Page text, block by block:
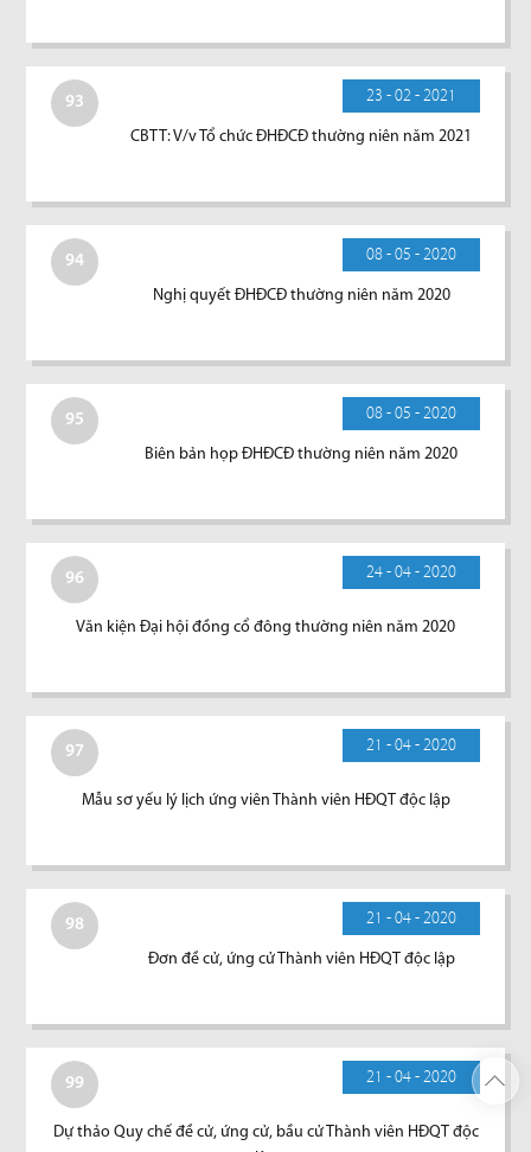
93 23 - 02 - 2021
CBTT: V/v Tổ chức ĐHĐCĐ thường niên năm 2021
94 08 - 05 - 2020
Nghị quyết ĐHĐCĐ thường niên năm 2020
95 08 - 05 - 2020
Biên bản họp ĐHĐCĐ thường niên năm 2020
96 24 - 04 - 2020
Văn kiện Đại hội đồng cổ đông thường niên năm 2020
97 21 - 04 - 2020
Mẫu sơ yếu lý lịch ứng viên Thành viên HĐQT độc lập
98 21 - 04 - 2020
Đơn đề cử, ứng cử Thành viên HĐQT độc lập
99 21 - 04 - 2020
Dự thảo Quy chế đề cử, ứng cử, bầu cử Thành viên HĐQT độc